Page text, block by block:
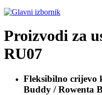
Proizvodi za
RU07
Fleksibilno crijevo
Buddy / Rowenta